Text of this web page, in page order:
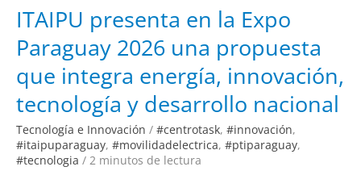
ITAIPU presenta en la Expo
Paraguay 2026 una propuesta
que integra energía, innovación,
tecnología y desarrollo nacional
Tecnología e Innovación / #centrotask, #innovación,
#itaipuparaguay, #movilidadelectrica, #ptiparaguay,
#tecnologia / 2 minutos de lectura
ITAIPU
presenta
en
Expo
Paraguay
2026
una
propuesta
que
integra
energía,
innovación,
tecnología
y
desarrollo